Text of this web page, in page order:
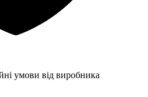
умови від виробника